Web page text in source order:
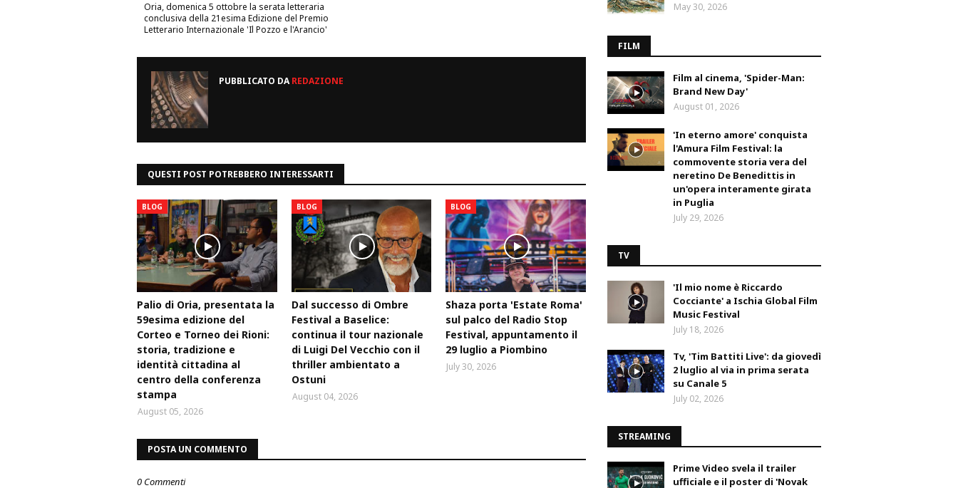
Oria, domenica 5 ottobre la serata letteraria
conclusiva della 21esima Edizione del Premio
Letterario Internazionale 'Il Pozzo e l'Arancio'
PUBBLICATO DAREDAZIONE
QUESTI POST POTREBBERO INTERESSARTI
BLOG
Palio di Oria, presentata la
59esima edizione del
Corteo e Torneo dei Rioni:
storia, tradizione e
identità cittadina al
centro della conferenza
stampa
August 05, 2026
BLOG
Dal successo di Ombre
Festival a Baselice:
continua il tour nazionale
di Luigi Del Vecchio con il
thriller ambientato a
Ostuni
August 04, 2026
BLOG
Shaza porta 'Estate Roma'
sul palco del Radio Stop
Festival, appuntamento il
29 luglio a Piombino
July 30, 2026
POSTA UN COMMENTO
0 Commenti
May 30, 2026
FILM
Film al cinema, 'Spider-Man:
Brand New Day'
August 01, 2026
'In eterno amore' conquista
l'Amura Film Festival: la
commovente storia vera del
neretino De Benedittis in
un'opera interamente girata
in Puglia
July 29, 2026
TV
'Il mio nome è Riccardo
Cocciante' a Ischia Global Film
Music Festival
July 18, 2026
Tv, 'Tim Battiti Live': da giovedì
2 luglio al via in prima serata
su Canale 5
July 02, 2026
STREAMING
Prime Video svela il trailer
ufficiale e il poster di 'Novak